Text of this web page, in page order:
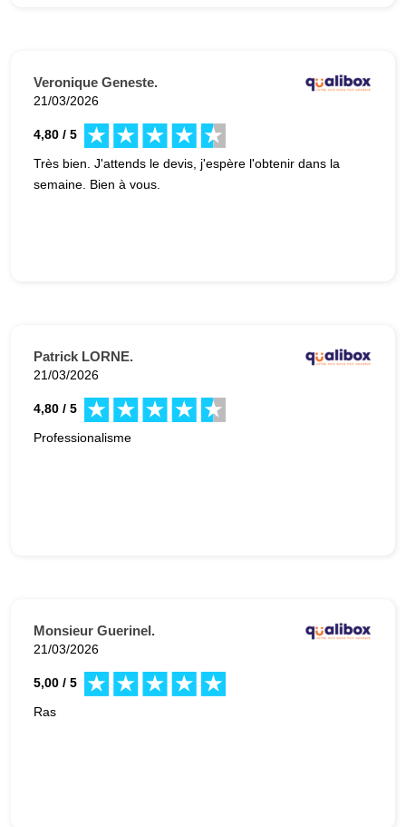
Veronique Geneste.
21/03/2026
4,80 / 5
Très bien. J'attends le devis, j'espère l'obtenir dans la
semaine. Bien à vous.
Patrick LORNE.
21/03/2026
4,80 / 5
Professionalisme
Monsieur Guerinel.
21/03/2026
5,00 / 5
Ras